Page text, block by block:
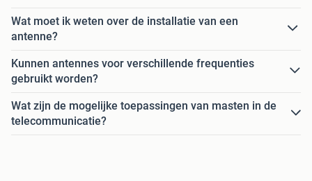
Wat moet ik weten over de installatie van een
antenne?
Kunnen antennes voor verschillende frequenties
gebruikt worden?
Wat zijn de mogelijke toepassingen van masten in de
telecommunicatie?